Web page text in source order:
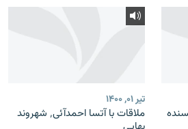
تیر ۰۱, ۱۴۰۰
ملاقات با آتسا احمدآئی٬ شهروند